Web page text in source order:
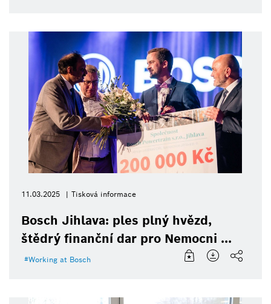
11.03.2025 Tisková informace
Bosch Jihlava: ples plný hvězd,
štědrý finanční dar pro Nemocni ...
Working at Bosch